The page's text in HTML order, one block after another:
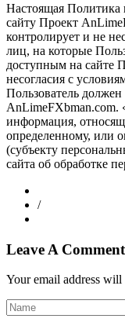
Настоящая Политика
сайту Проект
контролирует и не
лиц, на которые
доступным на сайте
несогласия с
Пользователь
информация,
определенному, или
(субъекту
сайта об обработке
/
Leave A Comment
Your email address will